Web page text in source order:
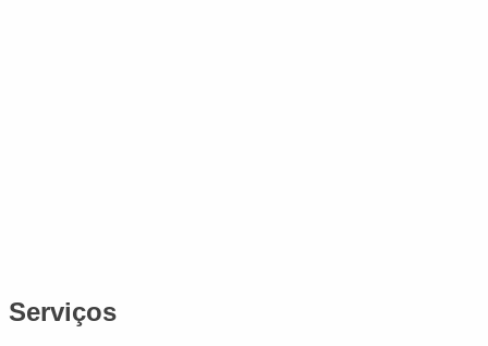
Serviços